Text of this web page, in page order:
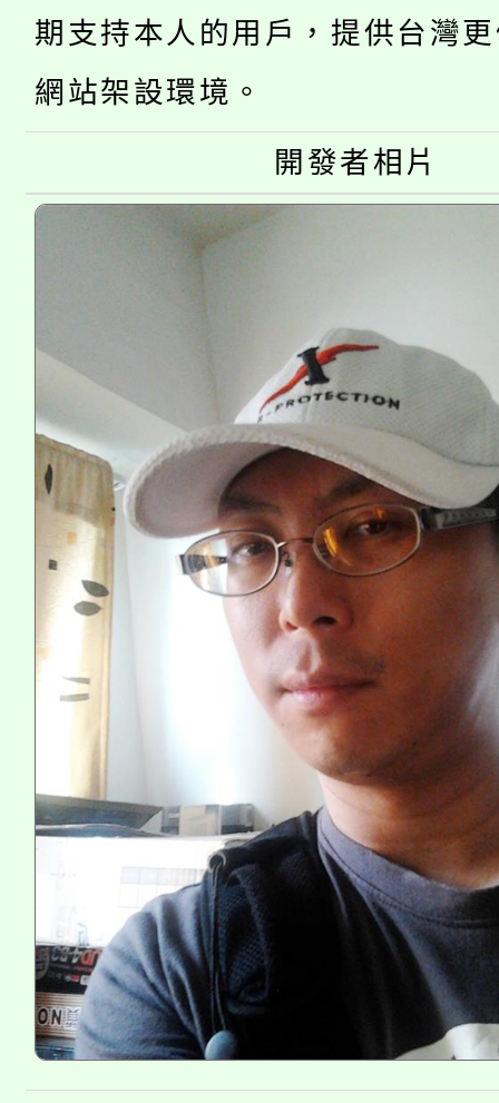
車」活動
桃園市115學年度學生
生本土語及新住民語歌
公告本校115學年度第
代理(課)教師甄選結果(
公告本校115學年度第
代理(課)教師甄選結果(
轉知中國文化大學推廣
《TA101》溝通分析基
程，歡迎學生輔導中心
心理、諮商輔導、社會
系所師生報名參加。
期支持本人的用戶，提供台灣
網站架設環境。
開發者相片